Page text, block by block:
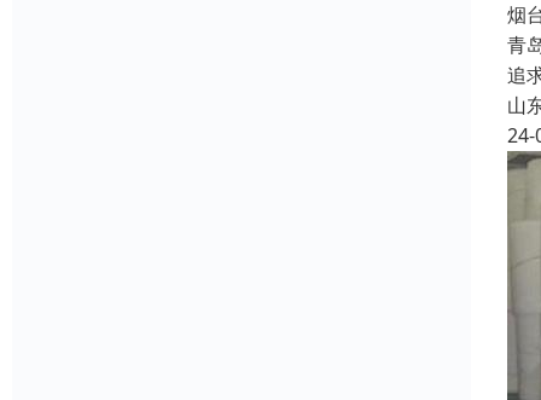
烟
青
追
山
24-